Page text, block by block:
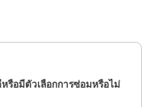
รือมีตัวเลือกการซ่อมหรือไม่